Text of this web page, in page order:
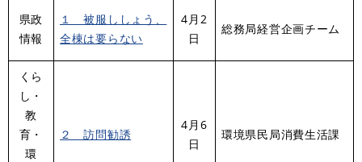
県政
情報
１ 被服ししょう、
全棟は要らない
4月2
日
総務局経営企画チーム
くら
し・
教
育・
環
２ 訪問勧誘
4月6
日
環境県民局消費生活課